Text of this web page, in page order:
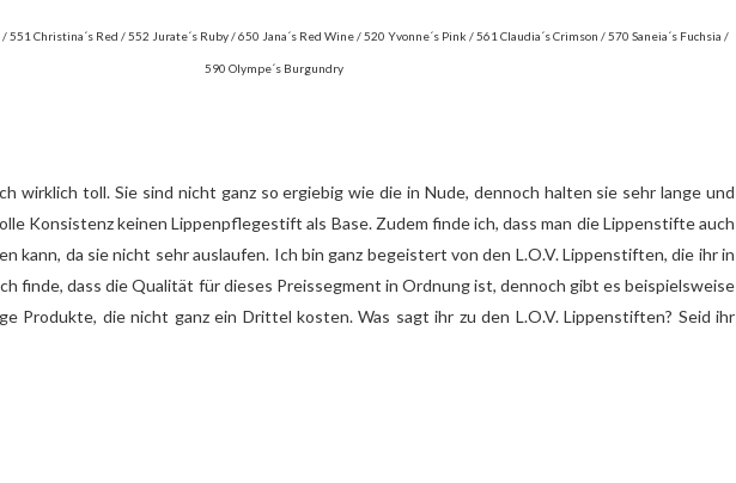
551 Christina´s Red / 552 Jurate´s Ruby / 650 Jana´s Red Wine / 520 Yvonne´s Pink / 561 Claudia´s Crimson / 570 Saneia´s Fuchsia /
590 Olympe´s Burgundry
wirklich toll. Sie sind nicht ganz so ergiebig wie die in Nude, dennoch halten sie sehr lange und
Konsistenz keinen Lippenpflegestift als Base. Zudem finde ich, dass man die Lippenstifte auch
kann, da sie nicht sehr auslaufen. Ich bin ganz begeistert von den L.O.V. Lippenstiften, die ihr in
finde, dass die Qualität für dieses Preissegment in Ordnung ist, dennoch gibt es beispielsweise
Produkte, die nicht ganz ein Drittel kosten. Was sagt ihr zu den L.O.V. Lippenstiften? Seid ihr